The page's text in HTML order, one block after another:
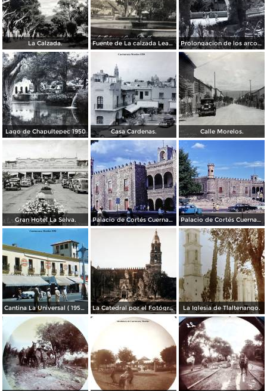
La Calzada. Fuente de La calzada Leandro Valle. Prolongacion de los arcos de Guadalupe.
Lago de Chapultepec 1950 Casa Cardenas. Calle Morelos.
Gran Hotel La Selva. Palacio de Cortés Cuernavaca Morelos 1967 Palacio de Cortés Cuernavaca Morelos 1967
Cantina La Universal ( 1950 ). La Catedral por el Fotógrafo Hugo Brehme. La Iglesia de Tlaltenango.